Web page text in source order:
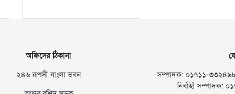
অফিসের ঠিকানা
২৪৬ রূপসী বাংলা ভবন
সম্পাদক: ০১৭১১-
নির্বাহী সম্পাদক: